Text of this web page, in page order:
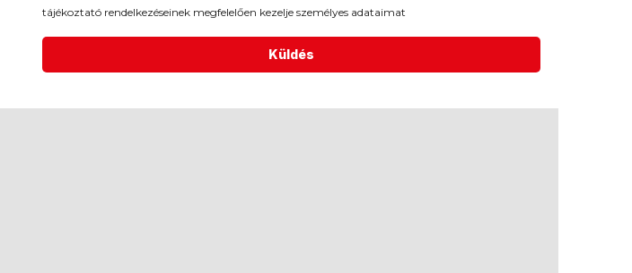
tájékoztató rendelkezéseinek megfelelően kezelje személyes adataimat
Küldés